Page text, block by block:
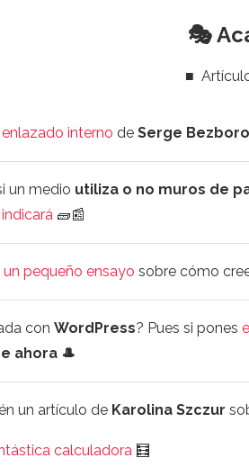
🎭
■
interno de Serge
un medio utiliza o no muros de
🧱📰
un pequeño ensayo sobre cómo
con WordPress? Pues si pones
ahora 🎩
un artículo de Karolina Szczur
calculadora 🧮